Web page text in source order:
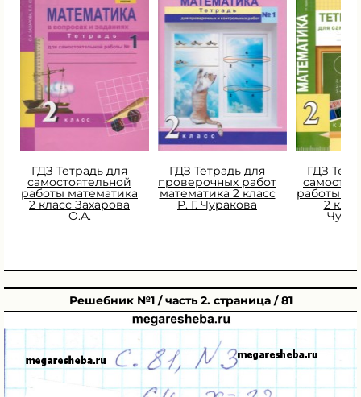
ГДЗ Тетрадь для
самостоятельной
работы математика
2 класс Захарова
О.А.
ГДЗ Тетрадь для
проверочных работ
математика 2 класс
Р. Г. Чуракова
ГДЗ
работы
2
Решебник №1 / часть 2. страница / 81